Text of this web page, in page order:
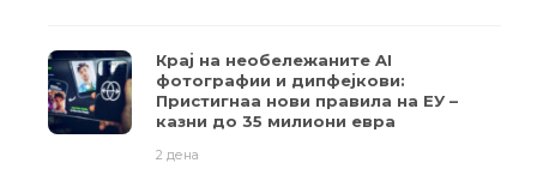
Крај на необележаните AI
фотографии и дипфејкови:
Пристигнаа нови правила на ЕУ –
казни до 35 милиони евра
2 дена